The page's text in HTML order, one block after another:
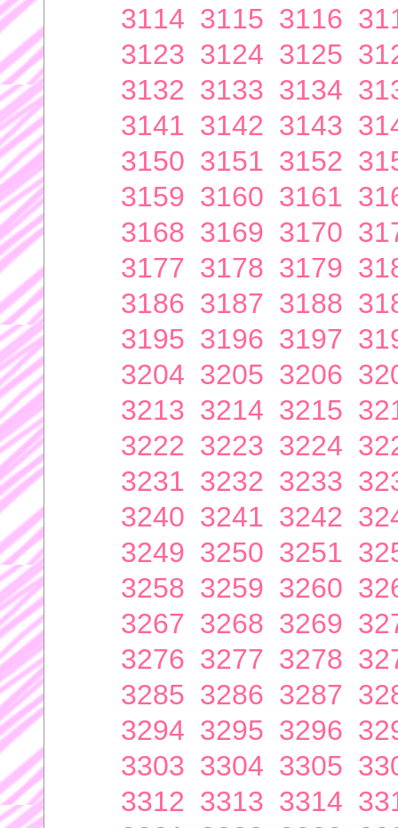
3114 3115 3116
3123 3124 3125
3132 3133 3134
3141 3142 3143
3150 3151 3152
3159 3160 3161
3168 3169 3170
3177 3178 3179
3186 3187 3188
3195 3196 3197
3204 3205 3206
3213 3214 3215
3222 3223 3224
3231 3232 3233
3240 3241 3242
3249 3250 3251
3258 3259 3260
3267 3268 3269
3276 3277 3278
3285 3286 3287
3294 3295 3296
3303 3304 3305
3312 3313 3314